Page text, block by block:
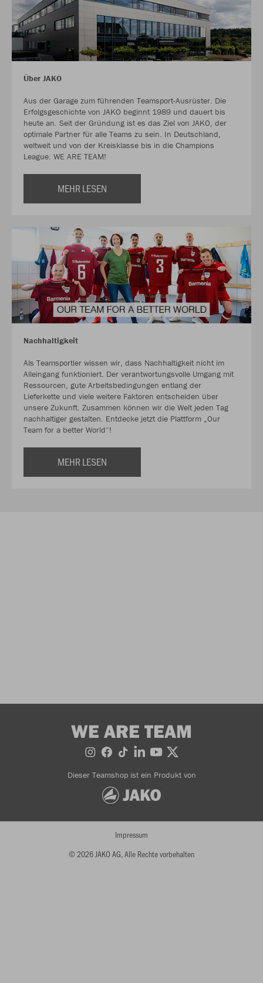
Über JAKO
Aus der Garage zum führenden Teamsport-Ausrüster. Die
Erfolgsgeschichte von JAKO beginnt 1989 und dauert bis
heute an. Seit der Gründung ist es das Ziel von JAKO, der
optimale Partner für alle Teams zu sein. In Deutschland,
weltweit und von der Kreisklasse bis in die Champions
League. WE ARE TEAM!
MEHR LESEN
Nachhaltigkeit
Als Teamsportler wissen wir, dass Nachhaltigkeit nicht im
Alleingang funktioniert. Der verantwortungsvolle Umgang mit
Ressourcen, gute Arbeitsbedingungen entlang der
Lieferkette und viele weitere Faktoren entscheiden über
unsere Zukunft. Zusammen können wir die Welt jeden Tag
nachhaltiger gestalten. Entdecke jetzt die Plattform „Our
Team for a better World“!
MEHR LESEN
WE ARE TEAM
Dieser Teamshop ist ein Produkt von
© 2026 JAKO AG, Alle Rechte vorbehalten
Impressum